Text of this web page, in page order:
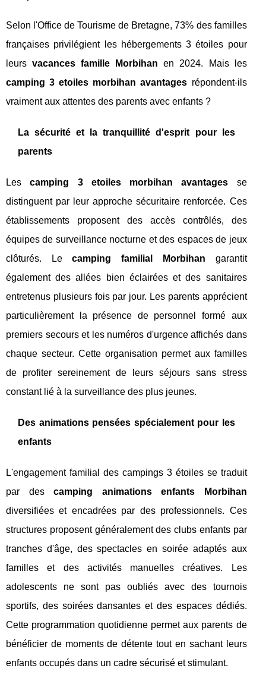
Selon l'Office de Tourisme de Bretagne, 73% des familles
françaises privilégient les hébergements 3 étoiles pour
leursvacances famille Morbihan en 2024. Mais les
camping 3 etoiles morbihan avantages répondent-ils
vraiment aux attentes des parents avec enfants ?
La sécurité et la tranquillité d'esprit pour les
parents
Lescamping 3 etoiles morbihan avantages se
distinguent par leur approche sécuritaire renforcée. Ces
établissements proposent des accès contrôlés, des
équipes de surveillance nocturne et des espaces de jeux
clôturés. Lecamping familial Morbihan garantit
également des allées bien éclairées et des sanitaires
entretenus plusieurs fois par jour. Les parents apprécient
particulièrement la présence de personnel formé aux
premiers secours et les numéros d'urgence affichés dans
chaque secteur. Cette organisation permet aux familles
de profiter sereinement de leurs séjours sans stress
constant lié à la surveillance des plus jeunes.
Des animations pensées spécialement pour les
enfants
L'engagement familial des campings 3 étoiles se traduit
par descamping animations enfants Morbihan
diversifiées et encadrées par des professionnels. Ces
structures proposent généralement des clubs enfants par
tranches d'âge, des spectacles en soirée adaptés aux
familles et des activités manuelles créatives. Les
adolescents ne sont pas oubliés avec des tournois
sportifs, des soirées dansantes et des espaces dédiés.
Cette programmation quotidienne permet aux parents de
bénéficier de moments de détente tout en sachant leurs
enfants occupés dans un cadre sécurisé et stimulant.